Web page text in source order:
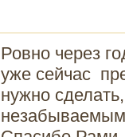
Ровно через
уже сейчас
нужно